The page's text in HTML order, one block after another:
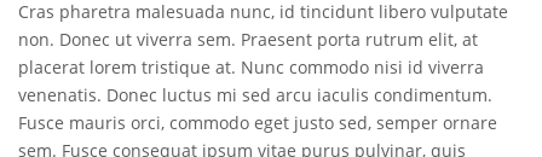
Cras pharetra malesuada nunc, id tincidunt libero vulputate
non. Donec ut viverra sem. Praesent porta rutrum elit, at
placerat lorem tristique at. Nunc commodo nisi id viverra
venenatis. Donec luctus mi sed arcu iaculis condimentum.
Fusce mauris orci, commodo eget justo sed, semper ornare
sem. Fusce consequat ipsum vitae purus pulvinar, quis